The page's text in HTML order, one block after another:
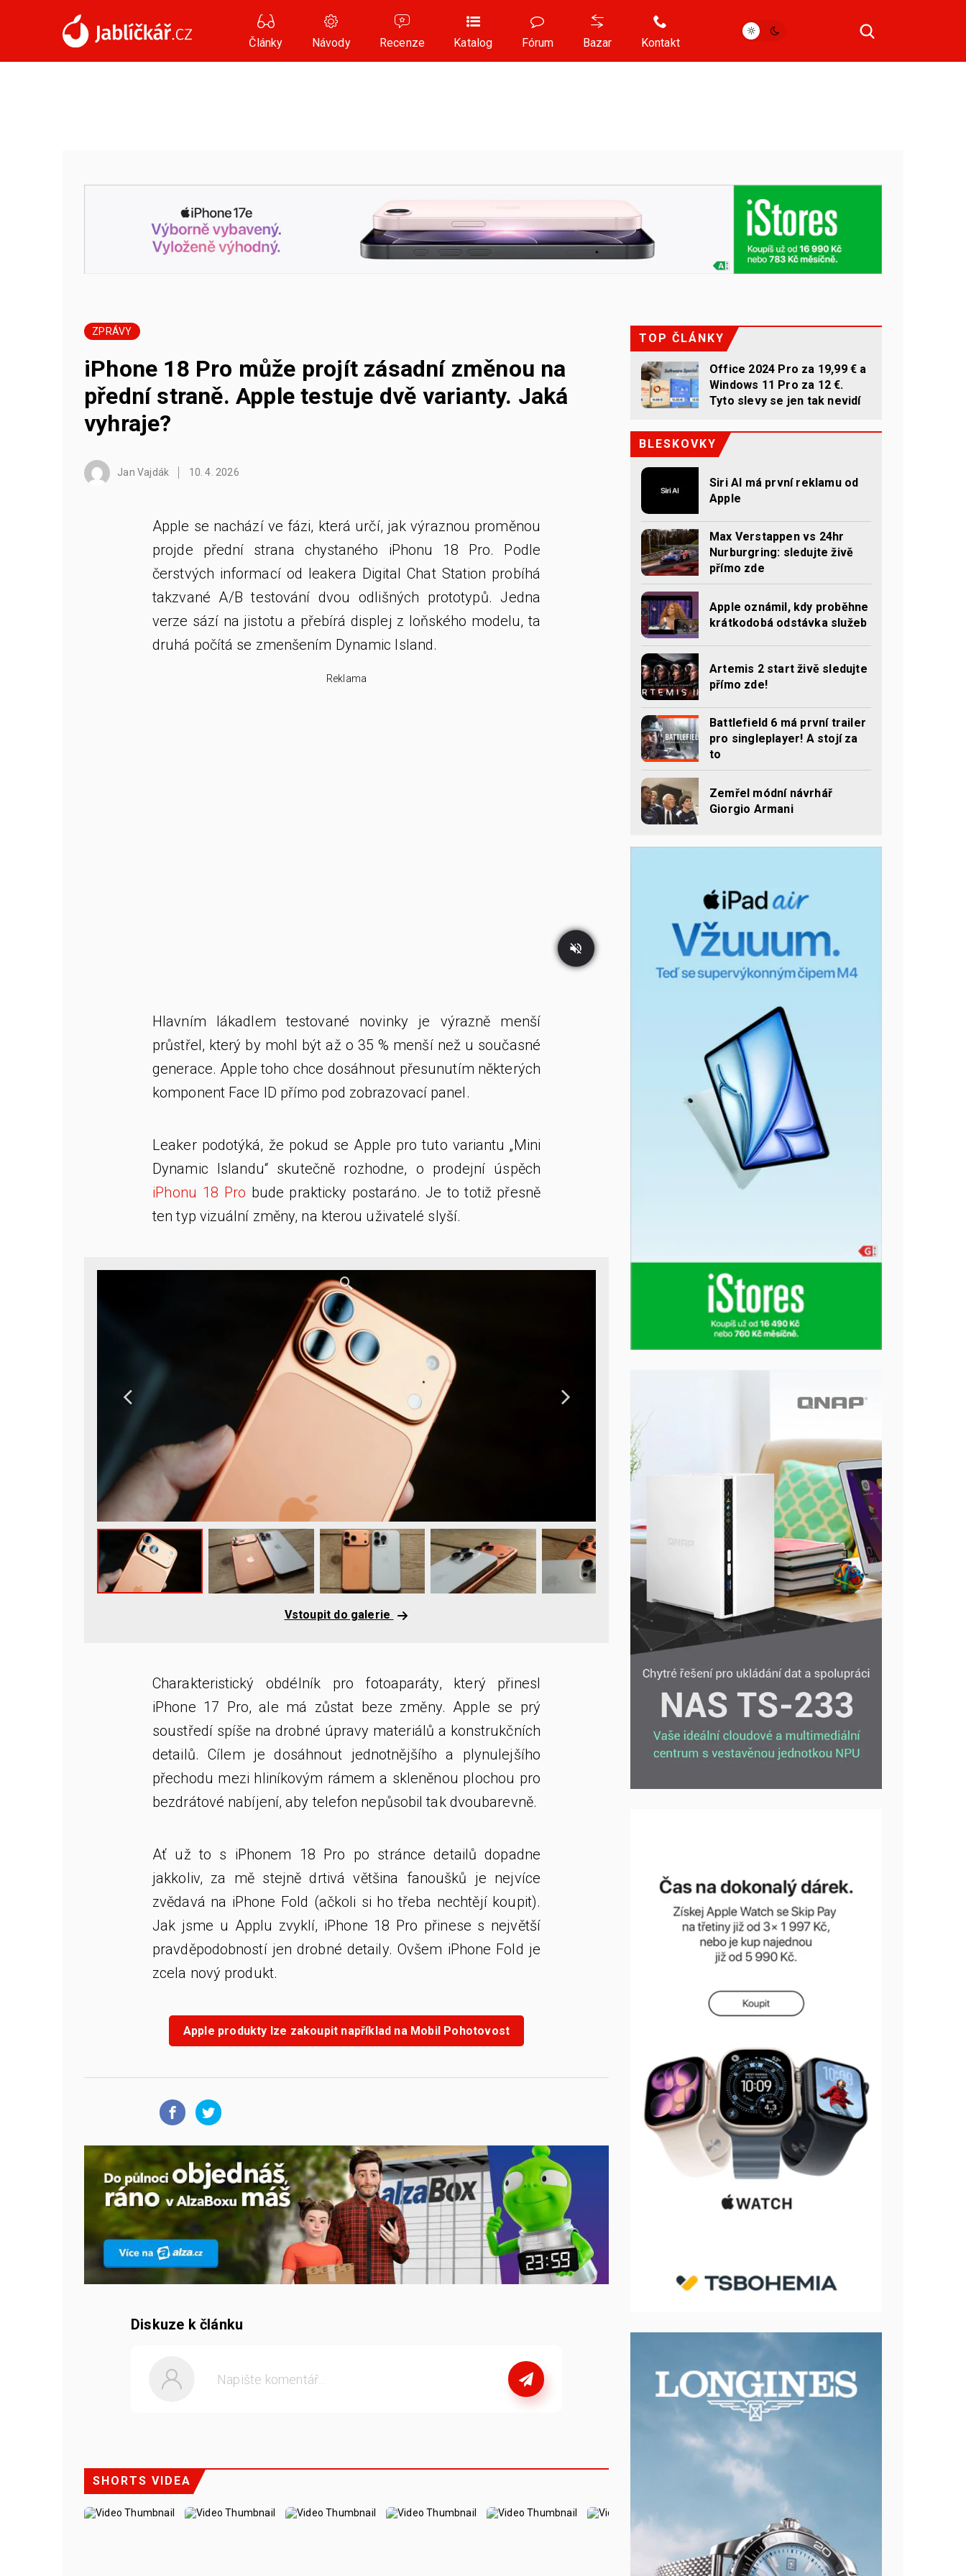
Články Návody Recenze Katalog Fórum Bazar Kontakt
ZPRÁVY
iPhone 18 Pro může projít zásadní změnou na
přední straně. Apple testuje dvě varianty. Jaká
vyhraje?
Jan Vajdák 10. 4. 2026
Apple se nachází ve fázi, která určí, jak výraznou proměnou
projde přední strana chystaného iPhonu 18 Pro. Podle
čerstvých informací od leakera Digital Chat Station probíhá
takzvané A/B testování dvou odlišných prototypů. Jedna
verze sází na jistotu a přebírá displej z loňského modelu, ta
druhá počítá se zmenšením Dynamic Island.
Reklama
Hlavním lákadlem testované novinky je výrazně menší
průstřel, který by mohl být až o 35 % menší než u současné
generace. Apple toho chce dosáhnout přesunutím některých
komponent Face ID přímo pod zobrazovací panel.
Leaker podotýká, že pokud se Apple pro tuto variantu „Mini
Dynamic Islandu“ skutečně rozhodne, o prodejní úspěch
iPhonu 18 Pro bude prakticky postaráno. Je to totiž přesně
ten typ vizuální změny, na kterou uživatelé slyší.
Vstoupit do galerie
Charakteristický obdélník pro fotoaparáty, který přinesl
iPhone 17 Pro, ale má zůstat beze změny. Apple se prý
soustředí spíše na drobné úpravy materiálů a konstrukčních
detailů. Cílem je dosáhnout jednotnějšího a plynulejšího
přechodu mezi hliníkovým rámem a skleněnou plochou pro
bezdrátové nabíjení, aby telefon nepůsobil tak dvoubarevně.
Ať už to s iPhonem 18 Pro po stránce detailů dopadne
jakkoliv, za mě stejně drtivá většina fanoušků je nejvíce
zvědavá na iPhone Fold (ačkoli si ho třeba nechtějí koupit).
Jak jsme u Applu zvyklí, iPhone 18 Pro přinese s největší
pravděpodobností jen drobné detaily. Ovšem iPhone Fold je
zcela nový produkt.
Apple produkty lze zakoupit například na Mobil Pohotovost
Diskuze k článku
SHORTS VIDEA
TOP ČLÁNKY
Office 2024 Pro za 19,99 € a
Windows 11 Pro za 12 €.
Tyto slevy se jen tak nevidí
BLESKOVKY
Siri AI má první reklamu od
Apple
Max Verstappen vs 24hr
Nurburgring: sledujte živě
přímo zde
Apple oznámil, kdy proběhne
krátkodobá odstávka služeb
Artemis 2 start živě sledujte
přímo zde!
Battlefield 6 má první trailer
pro singleplayer! A stojí za
to
Zemřel módní návrhář
Giorgio Armani